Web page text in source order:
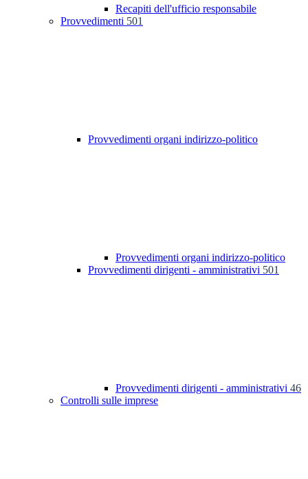
Recapiti dell'ufficio responsabile
Provvedimenti 501
Provvedimenti organi indirizzo-politico
Provvedimenti organi indirizzo-politico
Provvedimenti dirigenti - amministrativi 501
Provvedimenti dirigenti - amministrativi 46
Controlli sulle imprese